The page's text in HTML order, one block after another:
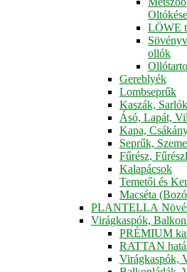
LÖWE
ollók
Gereblyék
Lombseprűk
Kaszák,
Ásó, Lapát,
Kapa,
Seprűk,
Fűrész,
Kalapácsok
Temetői és
Macséta
PLANTELLA
Virágkaspók,
PRÉMIUM
RATTAN
Virágkaspók,